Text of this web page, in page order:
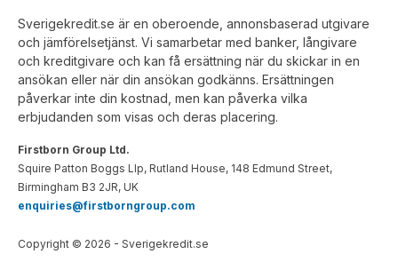
Sverigekredit.se är en oberoende, annonsbaserad utgivare
och jämförelsetjänst. Vi samarbetar med banker, långivare
och kreditgivare och kan få ersättning när du skickar in en
ansökan eller när din ansökan godkänns. Ersättningen
påverkar inte din kostnad, men kan påverka vilka
erbjudanden som visas och deras placering.
Firstborn Group Ltd.
Squire Patton Boggs Llp, Rutland House, 148 Edmund Street,
Birmingham B3 2JR, UK
enquiries@firstborngroup.com
Copyright © 2026 - Sverigekredit.se